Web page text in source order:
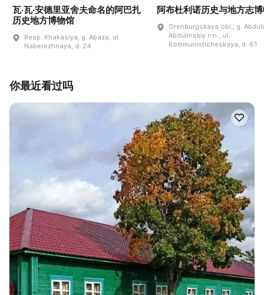
瓦·瓦·安德里亚舍夫命名的阿巴扎
历史地方博物馆
Resp. Khakasiya, g. Abaza, ul.
Naberezhnaya, d. 24
阿布杜利诺历史与地方志
Orenburgskaya obl., g.
Abdulinskiy r-n., ul.
Kommunisticheskaya, d. 61
你最近看过吗